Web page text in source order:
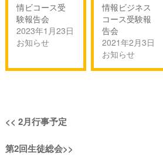
情ビコース受
験報告会
2023年1月23日
お知らせ
情報ビジネス
コース受験報
告会
2021年2月3日
お知らせ
投
稿
<< 過
の
2月行事予定
次
第2回生徒総会>>